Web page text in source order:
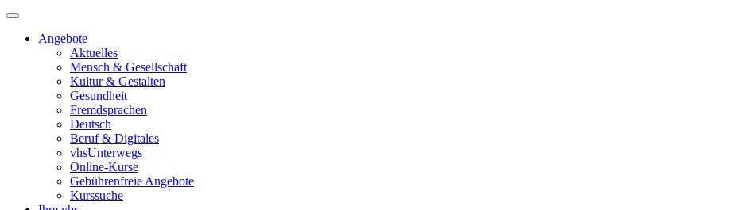
Angebote
Aktuelles
Mensch & Gesellschaft
Kultur & Gestalten
Gesundheit
Fremdsprachen
Deutsch
Beruf & Digitales
vhsUnterwegs
Online-Kurse
Gebührenfreie Angebote
Kurssuche